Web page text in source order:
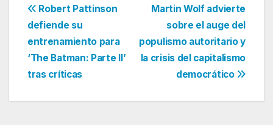
Navegación
de
entradas
Martin Wolf advierte
sobre el auge del
populismo autoritario y
la crisis del capitalismo
democrático
Robert Pattinson
defiende su
entrenamiento para
‘The Batman: Parte II’
tras críticas